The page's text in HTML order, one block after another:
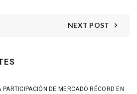
NEXT POST
PARTICIPACIÓN DE MERCADO RÉCORD EN